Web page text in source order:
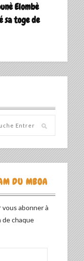
Elombè
sa toge de
DU MBOA
abonner à
chaque